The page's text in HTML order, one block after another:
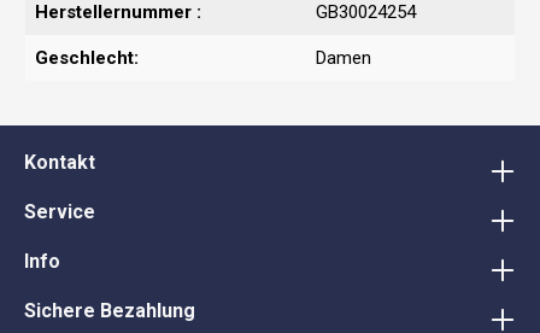
Herstellernummer : GB30024254
Geschlecht: Damen
Kontakt
Service
Info
Sichere Bezahlung